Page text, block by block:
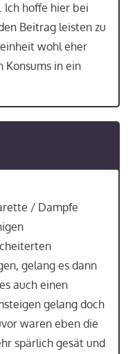
Ich hoffe hier bei
Beitrag leisten zu
wohl eher
Konsums in ein
/ Dampfe
gelang es dann
auch einen
gelang doch
waren eben die
spärlich gesät und